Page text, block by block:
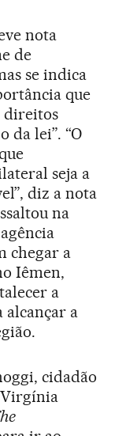
nota
de
se indica
que
direitos
da lei”. “O
seja a
diz a nota
na
chegar a
Iêmen,
a
alcançar a
cidadão
Virgínia